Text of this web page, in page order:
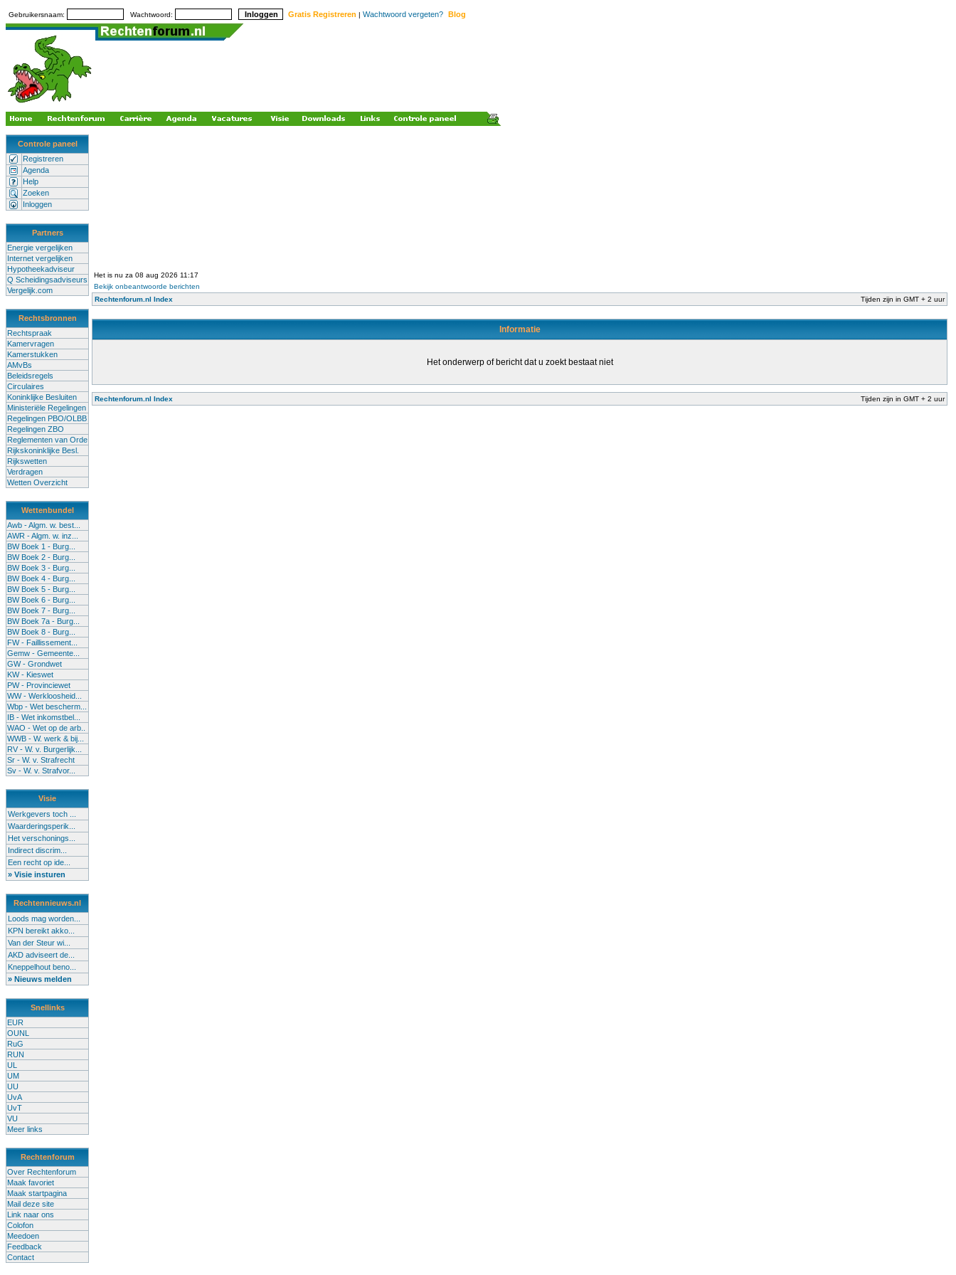
Gebruikersnaam: Wachtwoord: Gratis Registreren | Wachtwoord vergeten? Blog
Controle paneel
Registreren
Agenda
Help
Zoeken
Inloggen
Partners
Energie vergelijken
Internet vergelijken
Hypotheekadviseur
Q Scheidingsadviseurs
Vergelijk.com
Rechtsbronnen
Rechtspraak
Kamervragen
Kamerstukken
AMvBs
Beleidsregels
Circulaires
Koninklijke Besluiten
Ministeriële Regelingen
Regelingen PBO/OLBB
Regelingen ZBO
Reglementen van Orde
Rijkskoninklijke Besl.
Rijkswetten
Verdragen
Wetten Overzicht
Wettenbundel
Awb - Algm. w. best...
AWR - Algm. w. inz...
BW Boek 1 - Burg...
BW Boek 2 - Burg...
BW Boek 3 - Burg...
BW Boek 4 - Burg...
BW Boek 5 - Burg...
BW Boek 6 - Burg...
BW Boek 7 - Burg...
BW Boek 7a - Burg...
BW Boek 8 - Burg...
FW - Faillissement...
Gemw - Gemeente...
GW - Grondwet
KW - Kieswet
PW - Provinciewet
WW - Werkloosheid...
Wbp - Wet bescherm...
IB - Wet inkomstbel...
WAO - Wet op de arb..
WWB - W. werk & bij...
RV - W. v. Burgerlijk...
Sr - W. v. Strafrecht
Sv - W. v. Strafvor...
Visie
Werkgevers toch ...
Waarderingsperik...
Het verschonings...
Indirect discrim...
Een recht op ide...
» Visie insturen
Rechtennieuws.nl
Loods mag worden...
KPN bereikt akko...
Van der Steur wi...
AKD adviseert de...
Kneppelhout beno...
» Nieuws melden
Snellinks
EUR
OUNL
RuG
RUN
UL
UM
UU
UvA
UvT
VU
Meer links
Rechtenforum
Over Rechtenforum
Maak favoriet
Maak startpagina
Mail deze site
Link naar ons
Colofon
Meedoen
Feedback
Contact
Het is nu za 08 aug 2026 11:17
Bekijk onbeantwoorde berichten
Rechtenforum.nl Index
Tijden zijn in GMT + 2 uur
Informatie
Het onderwerp of bericht dat u zoekt bestaat niet
Rechtenforum.nl Index Tijden zijn in GMT + 2 uur